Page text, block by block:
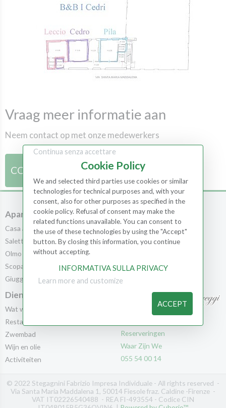
Vraag meer informatie aan
Neem contact op met onze medewerkers
CONTACTEN
Apartments
Casa al Bosco
Saletta
Olmo
Scopa
Giuggiolo
Kamers
Kamers
Scopa
Cedro
Pila
Diensten
Wat we aanbieden
Restaurant
Zwembad
Wijn en olie
Activiteiten
Reserveringen
Waar Zijn We
055 54 00 14
© 2022 Stegagnini Fabrizio Impresa Individuale - All rights reserved -
Via Santa Maria Maddalena 1, 50014 Fiesole fraz. Caldine -Firenze -
VAT IT02226540488 - REA FI-493554 - Codice CIN
Continua senza accettare
Cookie Policy
We and selected third parties use cookies or similar
technologies for technical purposes and, with your
consent, also for other purposes as specified in the
cookie policy. Refusal of consent may make the
related functions unavailable. You can consent to
the use of these technologies by using the "Accept"
button. By closing this information, you continue
without accepting.
INFORMATIVA SULLA PRIVACY
Learn more and customize
ACCEPT